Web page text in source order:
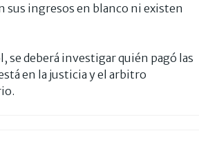
sus ingresos en blanco ni existen
se deberá investigar quién pagó las
en la justicia y el arbitro